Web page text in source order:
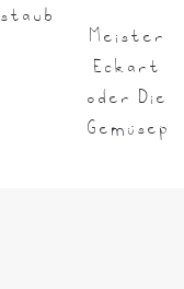
Meister
Eckart
oder Die